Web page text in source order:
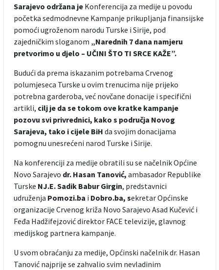
Sarajevo održana je Konferencija za medije u povodu
početka sedmodnevne Kampanje prikupljanja finansijske
pomoći ugroženom narodu Turske i Sirije, pod
zajedničkim sloganom „Narednih 7 dana namjeru
pretvorimo u djelo – UČINI ŠTO TI SRCE KAŽE”.
Budući da prema iskazanim potrebama Crvenog
polumjeseca Turske u ovim trenucima nije prijeko
potrebna garderoba, već novčane donacije i specifični
artikli, cilj je da se tokom ove kratke kampanje
pozovu svi privrednici, kako s područja Novog
Sarajeva, tako i cijele BiH da svojim donacijama
pomognu unesrećeni narod Turske i Sirije.
Na konferenciji za medije obratili su se načelnik Općine
Novo Sarajevo dr. Hasan Tanović, ambasador Republike
Turske NJ.E. Sadik Babur Girgin, predstavnici
udruženja Pomozi.ba i Dobro.ba, sekretar Općinske
organizacije Crvenog križa Novo Sarajevo Asad Kučević i
Feđa Hadžifejzović direktor FACE televizije, glavnog
medijskog partnera kampanje.
U svom obraćanju za medije, Općinski načelnik dr. Hasan
Tanović najprije se zahvalio svim nevladinim